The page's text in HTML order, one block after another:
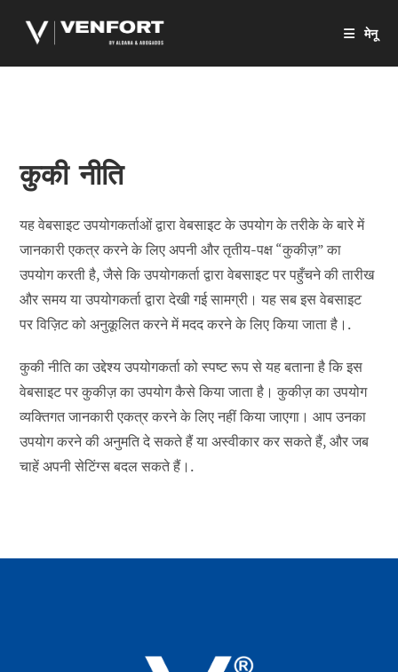
मेनू
कुकी नीति
यह वेबसाइट उपयोगकर्ताओं द्वारा वेबसाइट के उपयोग के तरीके के बारे में
जानकारी एकत्र करने के लिए अपनी और तृतीय-पक्ष “कुकीज़” का
उपयोग करती है, जैसे कि उपयोगकर्ता द्वारा वेबसाइट पर पहुँचने की तारीख
और समय या उपयोगकर्ता द्वारा देखी गई सामग्री। यह सब इस वेबसाइट
पर विज़िट को अनुकूलित करने में मदद करने के लिए किया जाता है।.
कुकी नीति का उद्देश्य उपयोगकर्ता को स्पष्ट रूप से यह बताना है कि इस
वेबसाइट पर कुकीज़ का उपयोग कैसे किया जाता है। कुकीज़ का उपयोग
व्यक्तिगत जानकारी एकत्र करने के लिए नहीं किया जाएगा। आप उनका
उपयोग करने की अनुमति दे सकते हैं या अस्वीकार कर सकते हैं, और जब
चाहें अपनी सेटिंग्स बदल सकते हैं।.